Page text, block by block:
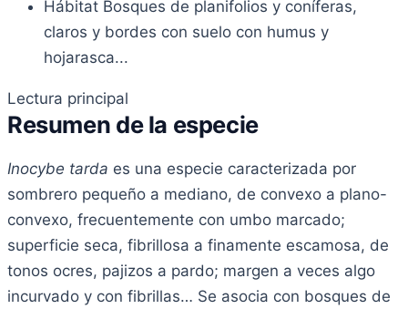
Hábitat Bosques de planifolios y coníferas,
claros y bordes con suelo con humus y
hojarasca...
Lectura principal
Resumen de la especie
Inocybe tarda es una especie caracterizada por
sombrero pequeño a mediano, de convexo a plano-
convexo, frecuentemente con umbo marcado;
superficie seca, fibrillosa a finamente escamosa, de
tonos ocres, pajizos a pardo; margen a veces algo
incurvado y con fibrillas… Se asocia con bosques de